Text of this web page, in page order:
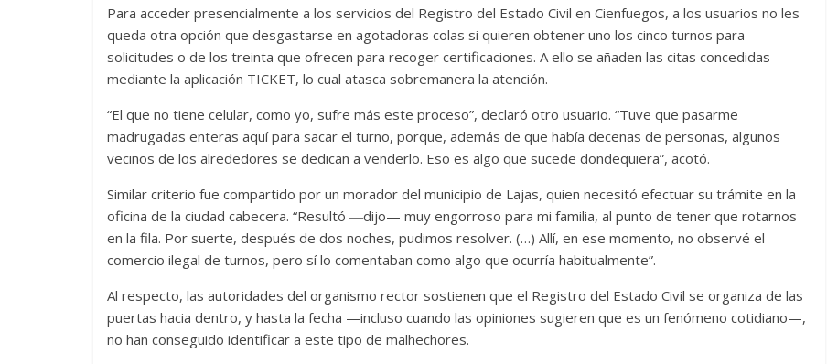
Para acceder presencialmente a los servicios del Registro del Estado Civil en Cienfuegos, a los usuarios no les
queda otra opción que desgastarse en agotadoras colas si quieren obtener uno los cinco turnos para
solicitudes o de los treinta que ofrecen para recoger certificaciones. A ello se añaden las citas concedidas
mediante la aplicación TICKET, lo cual atasca sobremanera la atención.
“El que no tiene celular, como yo, sufre más este proceso”, declaró otro usuario. “Tuve que pasarme
madrugadas enteras aquí para sacar el turno, porque, además de que había decenas de personas, algunos
vecinos de los alrededores se dedican a venderlo. Eso es algo que sucede dondequiera”, acotó.
Similar criterio fue compartido por un morador del municipio de Lajas, quien necesitó efectuar su trámite en la
oficina de la ciudad cabecera. “Resultó ―dijo— muy engorroso para mi familia, al punto de tener que rotarnos
en la fila. Por suerte, después de dos noches, pudimos resolver. (…) Allí, en ese momento, no observé el
comercio ilegal de turnos, pero sí lo comentaban como algo que ocurría habitualmente”.
Al respecto, las autoridades del organismo rector sostienen que el Registro del Estado Civil se organiza de las
puertas hacia dentro, y hasta la fecha —incluso cuando las opiniones sugieren que es un fenómeno cotidiano—,
no han conseguido identificar a este tipo de malhechores.